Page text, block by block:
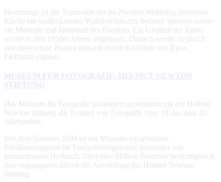
Heutzutage ist die Turmruine der im Zweiten Weltkrieg zerstörten
Kirche ein weltbekanntes Wahrzeichen des Berliner Westens sowie
ein Museum und Mahnmal des Friedens. Ein Großteil der Ruine
wurde in den 1950er Jahren abgerissen. Danach wurde sie durch
neu entworfene Bauten mitsamt einem Kirchbau von Egon
Eiermann ergänzt.
MUSEUM FÜR FOTOGRAFIE, HELMUT NEWTON
STIFTUNG
Das Museum für Fotografie präsentiert gemeinsam mit der Helmut
Newton Stiftung alle Formen von Fotografie vom 19. bis zum 21.
Jahrhundert.
Seit dem Sommer 2004 ist das Museum ein absoluter
Publikumsmagnet für Fotografiebegeisterte nationaler wie
internationaler Herkunft. Über eine Million Besucher besichtigten in
den vergangenen Jahren die Ausstellung der Helmut Newton
Stiftung.